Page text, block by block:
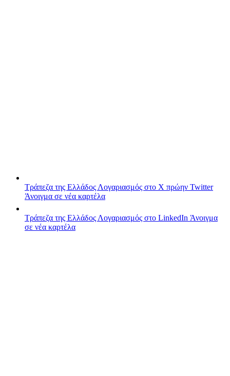
Τράπεζα της Ελλάδος Λογαριασμός στο X πρώην Twitter
Άνοιγμα σε νέα καρτέλα
Τράπεζα της Ελλάδος Λογαριασμός στο LinkedIn Άνοιγμα
σε νέα καρτέλα